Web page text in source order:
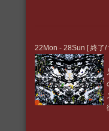
22Mon - 28Sun [ 終了/